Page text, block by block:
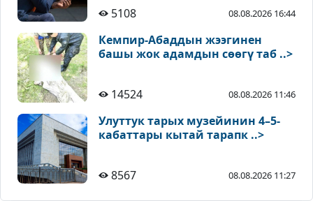
5108 08.08.2026 16:44
Кемпир-Абаддын жээгинен
башы жок адамдын сөөгү таб ..>
14524 08.08.2026 11:46
Улуттук тарых музейинин 4–5-
кабаттары кытай тарапк ..>
8567 08.08.2026 11:27